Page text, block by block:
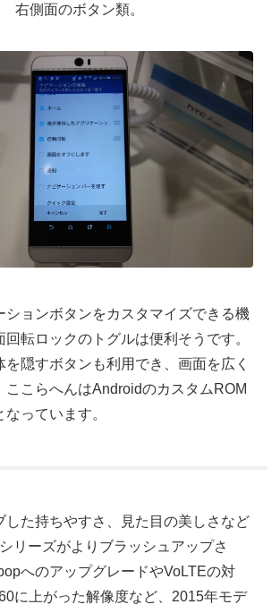
右側面のボタン類。
ションボタンをカスタマイズできる機
転ロックのトグルは便利そうです。
を隠すボタンも利用でき、画面を広く
ここらへんはAndroidのカスタムROM
っています。
した持ちやすさ、見た目の美しさなど
リーズがよりブラッシュアップさ
へのアップグレードやVoLTEの対
に上がった解像度など、2015年モデ